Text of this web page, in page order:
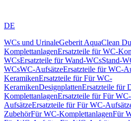
DE
WCs und UrinaleGeberit AquaClean
KomplettanlagenErsatzteile für WC-
WCsErsatzteile für Wand-WCsStand-
WCsWC-AufsätzeErsatzteile für WC-
KeramikenErsatzteile für Für WC-
KeramikenDesignplattenErsatzteile für
KomplettanlagenErsatzteile für Für
AufsätzeErsatzteile für Für WC-
ZubehörFür WC-KomplettanlagenFür